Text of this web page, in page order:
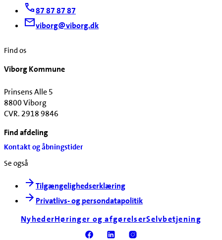
87 87 87 87
viborg@viborg.dk
Find os
Viborg Kommune
Prinsens Alle 5
8800 Viborg
CVR. 2918 9846
Find afdeling
Kontakt og åbningstider
Se også
Tilgængelighedserklæring
Privatlivs- og persondatapolitik
NyhederHøringer og afgørelserSelvbetjening